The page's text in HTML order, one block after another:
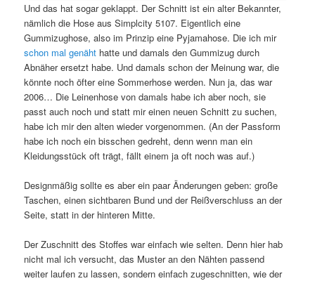
Und das hat sogar geklappt. Der Schnitt ist ein alter Bekannter,
nämlich die Hose aus Simplcity 5107. Eigentlich eine
Gummizughose, also im Prinzip eine Pyjamahose. Die ich mir
schon mal genäht hatte und damals den Gummizug durch
Abnäher ersetzt habe. Und damals schon der Meinung war, die
könnte noch öfter eine Sommerhose werden. Nun ja, das war
2006… Die Leinenhose von damals habe ich aber noch, sie
passt auch noch und statt mir einen neuen Schnitt zu suchen,
habe ich mir den alten wieder vorgenommen. (An der Passform
habe ich noch ein bisschen gedreht, denn wenn man ein
Kleidungsstück oft trägt, fällt einem ja oft noch was auf.)
Designmäßig sollte es aber ein paar Änderungen geben: große
Taschen, einen sichtbaren Bund und der Reißverschluss an der
Seite, statt in der hinteren Mitte.
Der Zuschnitt des Stoffes war einfach wie selten. Denn hier hab
nicht mal ich versucht, das Muster an den Nähten passend
weiter laufen zu lassen, sondern einfach zugeschnitten, wie der